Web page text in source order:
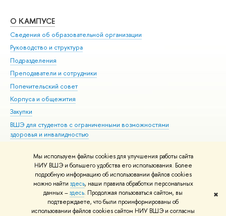
Мы используем файлы cookies для улучшения работы сайта
НИУ ВШЭ и большего удобства его использования. Более
подробную информацию об использовании файлов cookies
можно найти здесь, наши правила обработки персональных
данных –здесь. Продолжая пользоваться сайтом, вы
подтверждаете, что были проинформированы об
использовании файлов cookies сайтом НИУ ВШЭ и согласны
✖
О КАМПУСЕ
Сведения об образовательной организации
Руководство и структура
Подразделения
Преподаватели и сотрудники
Попечительский совет
Корпуса и общежития
Закупки
ВШЭ для студентов с ограниченными возможностями
здоровья и инвалидностью
Единая платежная страница
© НИУ ВШЭ 1993–2026 Адреса и контакты Условия использования